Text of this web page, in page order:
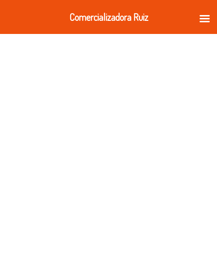
contenido
Comercializadora Ruiz